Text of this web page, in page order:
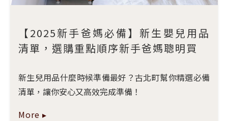
【2025新手爸媽必備】新生嬰兒用品
清單，選購重點順序新手爸媽聰明買
新生兒用品什麼時候準備最好？古北町幫你精選必備
清單，讓你安心又高效完成準備！
More ▸